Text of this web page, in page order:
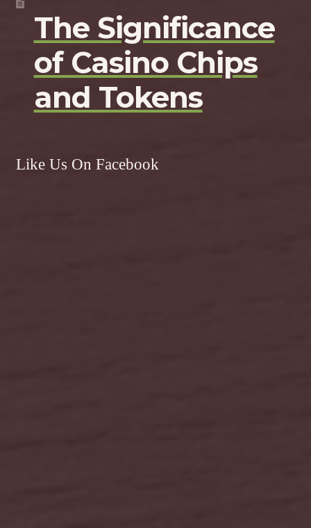
The Significance
of Casino Chips
and Tokens
Like Us On Facebook